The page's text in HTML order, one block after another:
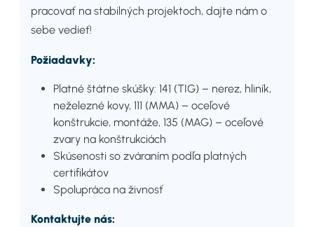
pracovať na stabilných projektoch, dajte nám o
sebe vedieť!
Požiadavky:
Platné štátne skúšky: 141 (TIG) – nerez, hliník,
neželezné kovy, 111 (MMA) – oceľové
konštrukcie, montáže, 135 (MAG) – oceľové
zvary na konštrukciách
Skúsenosti so zváraním podľa platných
certifikátov
Spolupráca na živnosť
Kontaktujte nás: